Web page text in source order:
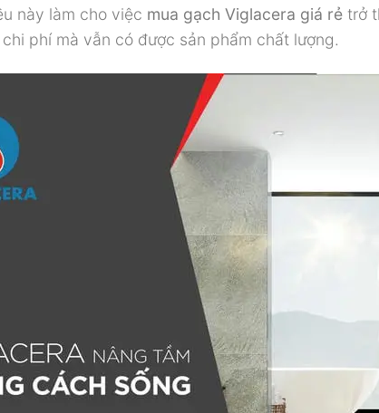
này làm cho việc mua gạch Viglacera giá rẻ trở
phí mà vẫn có được sản phẩm chất lượng.